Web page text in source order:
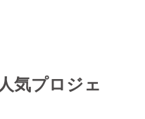
気プロジェ